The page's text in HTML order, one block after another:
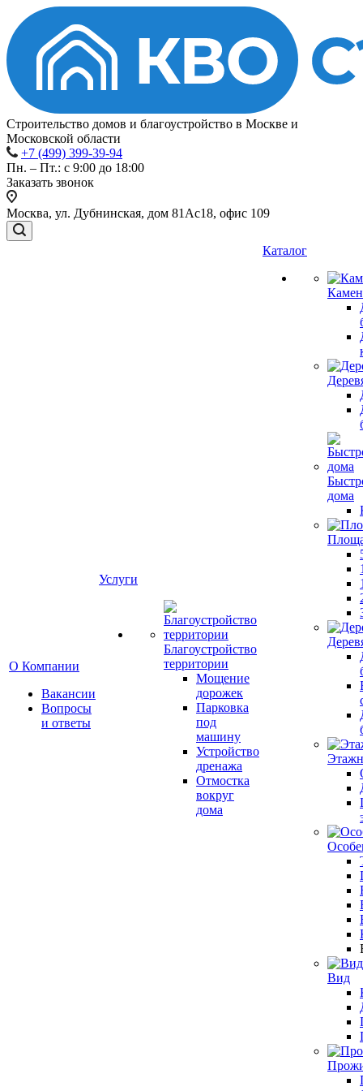
Строительство домов и благоустройство в Москве и
Московской области
+7 (499) 399-39-94
Пн. – Пт.: с 9:00 до 18:00
Заказать звонок
Москва, ул. Дубнинская, дом 81Ас18, офис 109
О Компании
Вакансии
Вопросы
и ответы
Услуги
Благоустройство
территории
Мощение
дорожек
Парковка
под
машину
Устройство
дренажа
Отмостка
вокруг
дома
Каталог
дома
Вид